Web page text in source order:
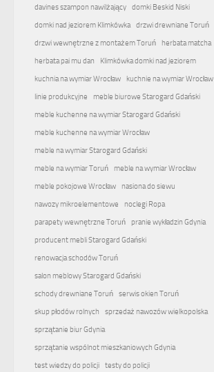
davines szampon nawilżający
domki Beskid Niski
domki nad jeziorem Klimkówka
drzwi drewniane Toruń
drzwi wewnętrzne z montażem Toruń
herbata matcha
herbata pai mu dan
Klimkówka domki nad jeziorem
kuchnia na wymiar Wrocław
kuchnie na wymiar Wrocław
linie produkcyjne
meble biurowe Starogard Gdański
meble kuchenne na wymiar Starogard Gdański
meble kuchenne na wymiar Wrocław
meble na wymiar Starogard Gdański
meble na wymiar Toruń
meble na wymiar Wrocław
meble pokojowe Wrocław
nasiona do siewu
nawozy mikroelementowe
noclegi Ropa
parapety wewnętrzne Toruń
pranie wykładzin Gdynia
producent mebli Starogard Gdański
renowacja schodów Toruń
salon meblowy Starogard Gdański
schody drewniane Toruń
serwis okien Toruń
skup płodów rolnych
sprzedaż nawozów wielkopolska
sprzątanie biur Gdynia
sprzątanie wspólnot mieszkaniowych Gdynia
test wiedzy do policji
testy do policji